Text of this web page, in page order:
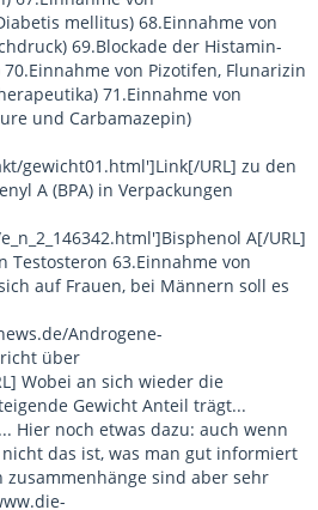
mellitus) 68.Einnahme von
69.Blockade der Histamin-
von Pizotifen, Flunarizin
71.Einnahme von
und Carbamazepin)
gewicht01.html']Link[/URL] zu den
A (BPA) in Verpackungen
A[/URL]
Testosteron 63.Einnahme von
auf Frauen, bei Männern soll es
Androgene-
über
Wobei an sich wieder die
Gewicht Anteil trägt...
Hier noch etwas dazu: auch wenn
das ist, was man gut informiert
sind aber sehr